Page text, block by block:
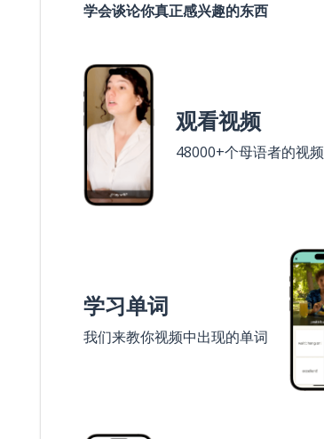
学会谈论你真正感兴趣的东西
观看视频
48000+个母语者的视频
学习单词
我们来教你视频中出现的单词